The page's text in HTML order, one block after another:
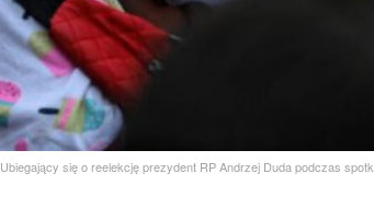
Ubiegający się o reelekcję prezydent RP Andrzej Duda podczas